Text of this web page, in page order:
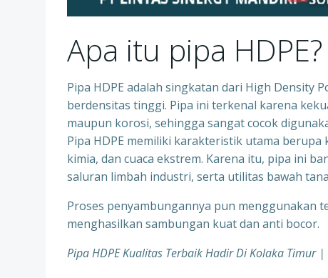
Apa itu pipa HDPE?
Pipa HDPE adalah singkatan dari High Density
berdensitas tinggi. Pipa ini terkenal karena
maupun korosi, sehingga sangat cocok
Pipa HDPE memiliki karakteristik utama
kimia, dan cuaca ekstrem. Karena itu, pipa ini
saluran limbah industri, serta utilitas bawah
Proses penyambungannya pun menggunakan
menghasilkan sambungan kuat dan anti bocor.
Pipa HDPE Kualitas Terbaik Hadir Di Kolaka Timur